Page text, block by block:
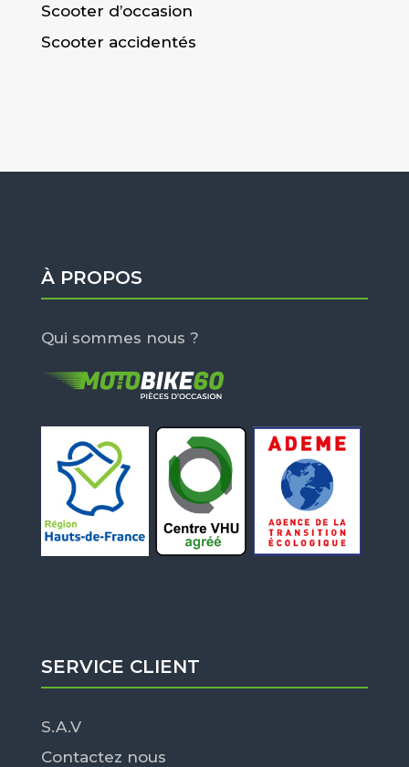
Scooter d’occasion
Scooter accidentés
À PROPOS
Qui sommes nous ?
SERVICE CLIENT
S.A.V
Contactez nous